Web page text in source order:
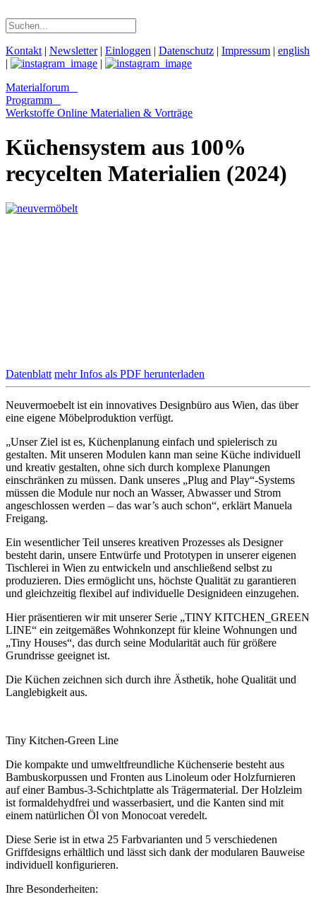
Kontakt | Newsletter| Einloggen | Datenschutz | Impressum | english
|
|
Materialforum
Programm
Werkstoffe Online Materialien & Vorträge
Küchensystem aus 100%
recycelten Materialien (2024)
Datenblatt mehr Infos als PDF herunterladen
Neuvermoebelt ist ein innovatives Designbüro aus Wien, das über
eine eigene Möbelproduktion verfügt.
„Unser Ziel ist es, Küchenplanung einfach und spielerisch zu
gestalten. Mit unseren Modulen kann man seine Küche individuell
und kreativ gestalten, ohne sich durch komplexe Planungen
einschränken zu müssen. Dank unseres „Plug and Play“-Systems
müssen die Module nur noch an Wasser, Abwasser und Strom
angeschlossen werden – das war’s auch schon“, erklärt Manuela
Freigang.
Ein wesentlicher Teil unseres kreativen Prozesses als Designer
besteht darin, unsere Entwürfe und Prototypen in unserer eigenen
Tischlerei in Wien zu entwickeln und anschließend selbst zu
produzieren. Dies ermöglicht uns, höchste Qualität zu garantieren
und gleichzeitig flexibel auf individuelle Designideen einzugehen.
Hier präsentieren wir mit unserer Serie „TINY KITCHEN_GREEN
LINE“ ein zeitgemäßes Wohnkonzept für kleine Wohnungen und
„Tiny Houses“, das durch seine Modularität auch für größere
Grundrisse geeignet ist.
Die Küchen zeichnen sich durch ihre Ästhetik, hohe Qualität und
Langlebigkeit aus.
Tiny Kitchen-Green Line
Die kompakte und umweltfreundliche Küchenserie besteht aus
Bambuskorpussen und Fronten aus Linoleum oder Holzfurnieren
auf einer Bambus-3-Schichtplatte als Trägermaterial. Der Holzleim
ist formaldehydfrei und wasserbasiert, und die Kanten sind mit
einem natürlichen Öl von Monocoat veredelt.
Diese Serie ist in etwa 25 Farbvarianten und 5 verschiedenen
Griffdesigns erhältlich und lässt sich dank der modularen Bauweise
individuell konfigurieren.
Ihre Besonderheiten: